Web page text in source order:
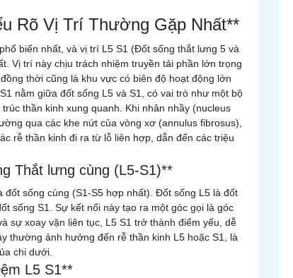
Rõ Vị Trí Thường Gặp Nhất**
biến nhất, và vị trí L5 S1 (Đốt sống thắt lưng 5 và
Vị trí này chịu trách nhiệm truyền tải phần lớn trọng
thời cũng là khu vực có biên độ hoạt động lớn
nằm giữa đốt sống L5 và S1, có vai trò như một bộ
thần kinh xung quanh. Khi nhân nhầy (nucleus
qua các khe nứt của vòng xơ (annulus fibrosus),
rễ thần kinh đi ra từ lỗ liên hợp, dẫn đến các triệu
Thắt lưng cùng (L5-S1)**
sống cùng (S1-S5 hợp nhất). Đốt sống L5 là đốt
sống S1. Sự kết nối này tạo ra một góc gọi là góc
sự xoay vặn liên tục, L5 S1 trở thành điểm yếu, dễ
thường ảnh hưởng đến rễ thần kinh L5 hoặc S1, là
chi dưới.
L5 S1**